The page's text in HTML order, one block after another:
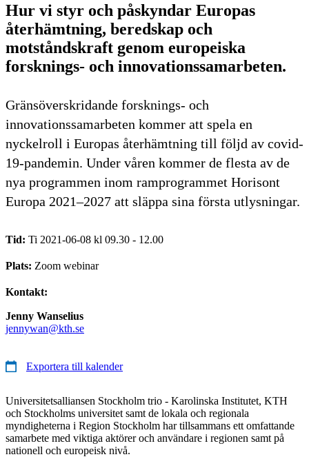
Hur vi styr och påskyndar Europas
återhämtning, beredskap och
motståndskraft genom europeiska
forsknings- och innovationssamarbeten.
Gränsöverskridande forsknings- och
innovationssamarbeten kommer att spela en
nyckelroll i Europas återhämtning till följd av covid-
19-pandemin. Under våren kommer de flesta av de
nya programmen inom ramprogrammet Horisont
Europa 2021–2027 att släppa sina första utlysningar.
Tid: Ti 2021-06-08 kl 09.30 - 12.00
Plats: Zoom webinar
Kontakt:
Jenny Wanselius
jennywan@kth.se
Exportera till kalender
Universitetsalliansen Stockholm trio - Karolinska Institutet, KTH
och Stockholms universitet samt de lokala och regionala
myndigheterna i Region Stockholm har tillsammans ett omfattande
samarbete med viktiga aktörer och användare i regionen samt på
nationell och europeisk nivå.